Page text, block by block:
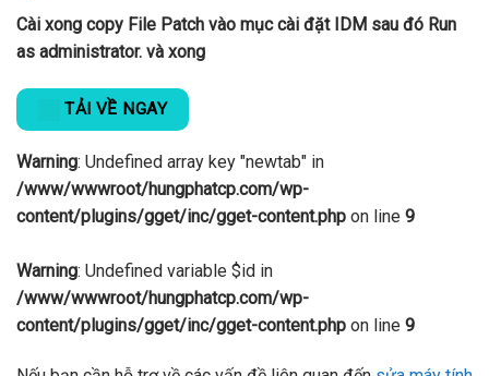
Cài xong copy File Patch vào mục cài đặt IDM sau đó Run
as administrator. và xong
TẢI VỀ NGAY
Warning: Undefined array key "newtab" in
/www/wwwroot/hungphatcp.com/wp-
content/plugins/gget/inc/gget-content.php on line 9
Warning: Undefined variable $id in
/www/wwwroot/hungphatcp.com/wp-
content/plugins/gget/inc/gget-content.php on line 9